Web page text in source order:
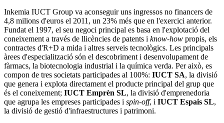
Inkemia IUCT Group va aconseguir uns ingressos no financers de
4,8 milions d'euros el 2011, un 23% més que en l'exercici anterior.
Fundat el 1997, el seu negoci principal es basa en l'explotació del
coneixement a través de llicències de patents i know-how propis, els
contractes d'R+D a mida i altres serveis tecnològics. Les principals
àrees d'especialització són el descobriment i desenvolupament de
fàrmacs, la biotecnologia industrial i la química verda. Per això, es
compon de tres societats participades al 100%: IUCT SA, la divisió
que genera i explota directament el producte principal del grup que
és el coneixement; IUCT Emprèn SL, la divisió d'emprenedoria
que agrupa les empreses participades i spin-off, i IUCT Espais SL,
la divisió de gestió d'infraestructures i patrimoni.